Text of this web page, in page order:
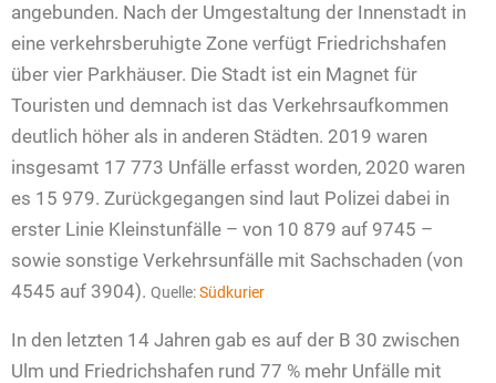
angebunden. Nach der Umgestaltung der Innenstadt in
eine verkehrsberuhigte Zone verfügt Friedrichshafen
über vier Parkhäuser. Die Stadt ist ein Magnet für
Touristen und demnach ist das Verkehrsaufkommen
deutlich höher als in anderen Städten. 2019 waren
insgesamt 17 773 Unfälle erfasst worden, 2020 waren
es 15 979. Zurückgegangen sind laut Polizei dabei in
erster Linie Kleinstunfälle – von 10 879 auf 9745 –
sowie sonstige Verkehrsunfälle mit Sachschaden (von
4545 auf 3904). Quelle:Südkurier
In den letzten 14 Jahren gab es auf der B 30 zwischen
Ulm und Friedrichshafen rund 77 % mehr Unfälle mit